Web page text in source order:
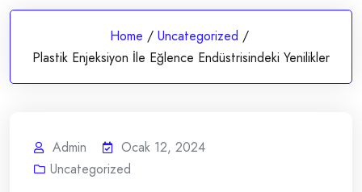
Home / Uncategorized /
Plastik Enjeksiyon İle Eğlence Endüstrisindeki Yenilikler
Admin
Ocak 12, 2024
Uncategorized